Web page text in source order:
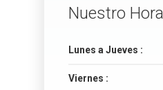
Nuestro
Lunes a Jueves :
Viernes :